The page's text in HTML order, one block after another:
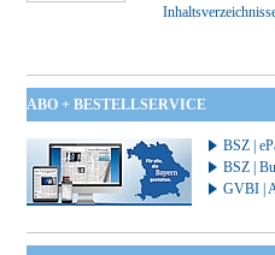
ABO + BESTELLSERVICE
BSZ |
BSZ |
GVBI |